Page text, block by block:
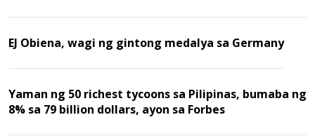
EJ Obiena, wagi ng gintong medalya sa Germany
Yaman ng 50 richest tycoons sa Pilipinas, bumaba ng
8% sa 79 billion dollars, ayon sa Forbes